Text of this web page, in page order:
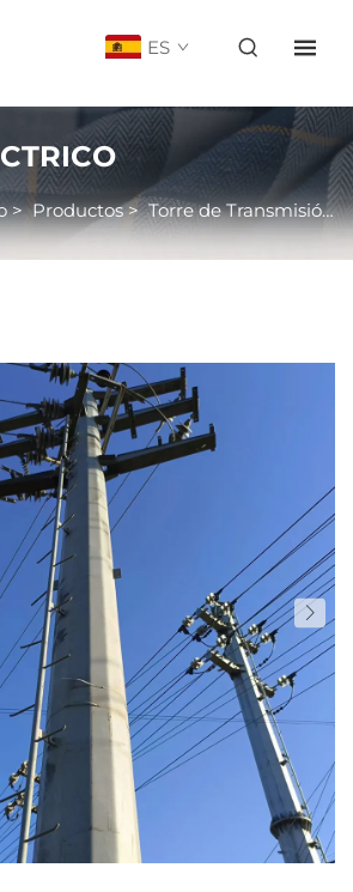
ES
>Productos>Torre de Transmisión Eléctrica